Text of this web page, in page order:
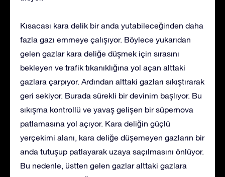
Kısacası kara delik bir anda yutabileceğinden daha
fazla gazı emmeye çalışıyor. Böylece yukarıdan
gelen gazlar kara deliğe düşmek için sırasını
bekleyen ve trafik tıkanıklığına yol açan alttaki
gazlara çarpıyor. Ardından alttaki gazları sıkıştırarak
geri sekiyor. Burada sürekli bir devinim başlıyor. Bu
sıkışma kontrollü ve yavaş gelişen bir süpernova
patlamasına yol açıyor. Kara deliğin güçlü
yerçekimi alanı, kara deliğe düşemeyen gazların bir
anda tutuşup patlayarak uzaya saçılmasını önlüyor.
Bu nedenle, üstten gelen gazlar alttaki gazlara